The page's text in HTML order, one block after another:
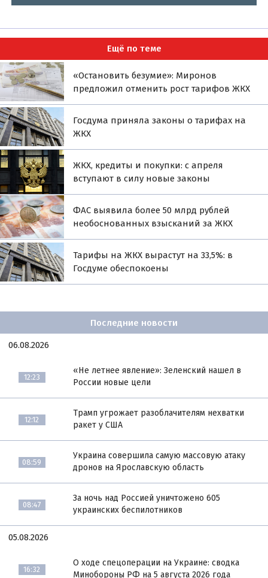
Ещё по теме
«Остановить безумие»: Миронов
предложил отменить рост тарифов ЖКХ
Госдума приняла законы о тарифах на
ЖКХ
ЖКХ, кредиты и покупки: с апреля
вступают в силу новые законы
ФАС выявила более 50 млрд рублей
необоснованных взысканий за ЖКХ
Тарифы на ЖКХ вырастут на 33,5%: в
Госдуме обеспокоены
Последние новости
06.08.2026
12:23
«Не летнее явление»: Зеленский нашел в
России новые цели
12:12
Трамп угрожает разоблачителям нехватки
ракет у США
08:59
Украина совершила самую массовую атаку
дронов на Ярославскую область
08:47
За ночь над Россией уничтожено 605
украинских беспилотников
05.08.2026
16:32
О ходе спецоперации на Украине: сводка
Минобороны РФ на 5 августа 2026 года